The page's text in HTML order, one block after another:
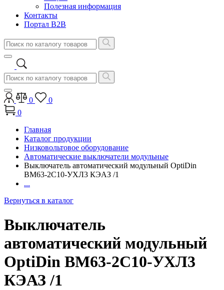
Полезная информация
Контакты
Портал B2B
0
0
0
Главная
Каталог продукции
Низковольтовое оборудование
Автоматические выключатели модульные
Выключатель автоматический модульный OptiDin
BM63-2C10-УХЛ3 КЭАЗ /1
...
Вернуться в каталог
Выключатель
автоматический модульный
OptiDin BM63-2C10-УХЛ3
КЭАЗ /1